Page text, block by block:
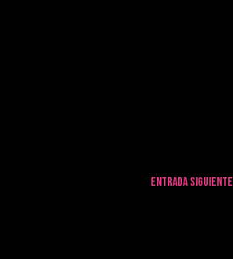
Entrada siguiente